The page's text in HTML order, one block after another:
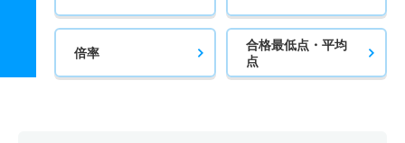
倍率
合格最低点・平均
点